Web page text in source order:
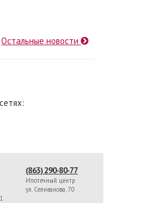
Остальные новости
(863) 290-80-77
Ипотечный центр
ул. Селиванова, 70